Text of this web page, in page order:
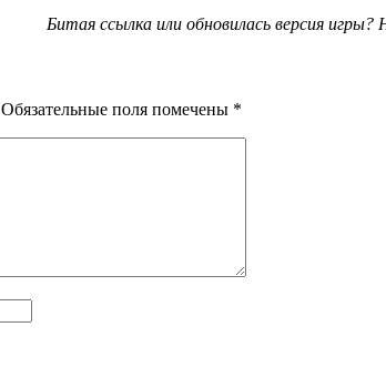
Битая ссылка или обновилась версия
Обязательные поля помечены *